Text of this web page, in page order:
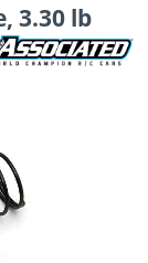
3.30 lb